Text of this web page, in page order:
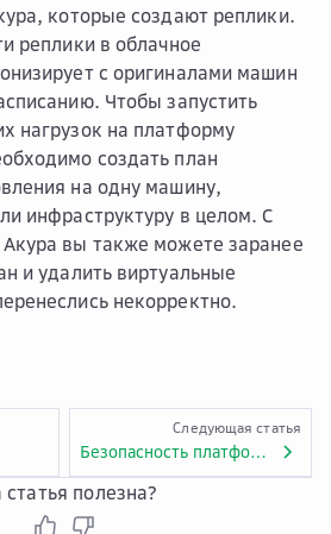
которые создают реплики.
реплики в облачное
с оригиналами машин
Чтобы запустить
нагрузок на платформу
создать план
на одну машину,
инфраструктуру в целом. С
вы также можете заранее
и удалить виртуальные
некорректно.
Следующая статья
Безопасность платформы Облако VMware
статья полезна?